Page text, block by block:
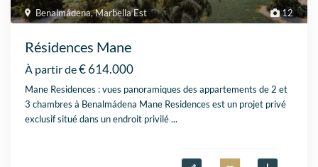
12
Benalmádena,Marbella Est
Résidences Mane
À partir de€ 614.000
Mane Residences : vues panoramiques des appartements de 2 et
3 chambres à Benalmádena Mane Residences est un projet privé
exclusif situé dans un endroit privilé...